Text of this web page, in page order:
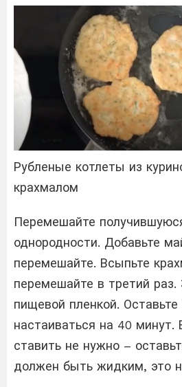
Рубленые котлеты из
крахмалом
Перемешайте
однородности. Добавьте
перемешайте. Всыпьте
перемешайте в третий раз.
пищевой пленкой.
настаиваться на 40 минут.
ставить не нужно –
должен быть жидким, это